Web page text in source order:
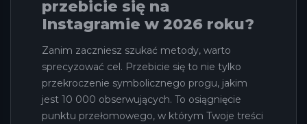
przebicie się na
Instagramie w 2026 roku?
Zanim zaczniesz szukać metody, warto
sprecyzować cel. Przebicie się to nie tylko
przekroczenie symbolicznego progu, jakim
jest 10 000 obserwujących. To osiągnięcie
punktu przełomowego, w którym Twoje treści